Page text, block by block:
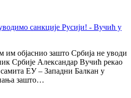
санкције Русији! - Вучић у
им објаснио зашто Србија не уводи
Србије Александар Вучић рекао
самита ЕУ – Западни Балкан у
зашто…